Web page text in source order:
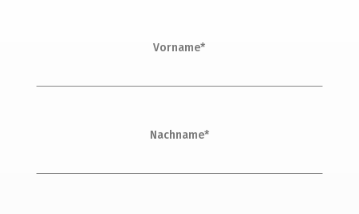
Vorname*
Nachname*